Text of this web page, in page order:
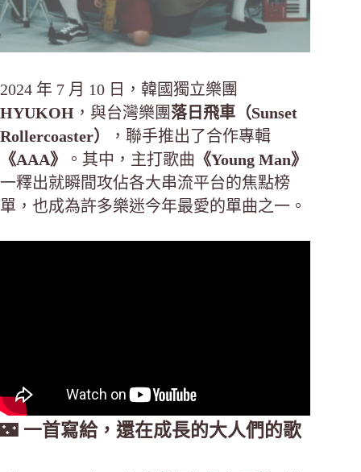
2024 年 7 月 10 日，韓國獨立樂團
HYUKOH ，與台灣樂團落日飛車（Sunset
Rollercoaster）
，聯手推出了合作專輯
《AAA》
。其中，主打歌曲 《Young Man》
一釋出就瞬間攻佔各大串流平台的焦點榜
單，也成為許多樂迷今年最愛的單曲之一。
🌃 一首寫給，還在成長的大人們的歌